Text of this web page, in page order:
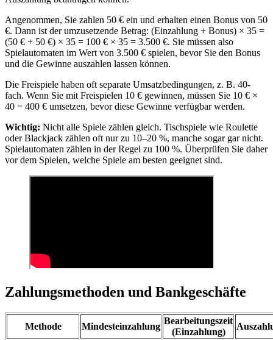
Angenommen, Sie zahlen 50 € ein und erhalten einen Bonus von 50
€. Dann ist der umzusetzende Betrag: (Einzahlung + Bonus) × 35 =
(50 € + 50 €) × 35 = 100 € × 35 = 3.500 €. Sie müssen also
Spielautomaten im Wert von 3.500 € spielen, bevor Sie den Bonus
und die Gewinne auszahlen lassen können.
Die Freispiele haben oft separate Umsatzbedingungen, z. B. 40-
fach. Wenn Sie mit Freispielen 10 € gewinnen, müssen Sie 10 € ×
40 = 400 € umsetzen, bevor diese Gewinne verfügbar werden.
Wichtig: Nicht alle Spiele zählen gleich. Tischspiele wie Roulette
oder Blackjack zählen oft nur zu 10–20 %, manche sogar gar nicht.
Spielautomaten zählen in der Regel zu 100 %. Überprüfen Sie daher
vor dem Spielen, welche Spiele am besten geeignet sind.
Zahlungsmethoden und Bankgeschäfte
Methode Mindesteinzahlung
Bearbeitungszeit
(Einzahlung)